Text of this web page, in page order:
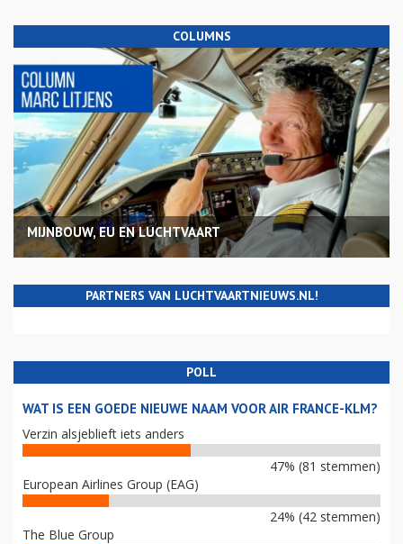
COLUMNS
MIJNBOUW, EU EN LUCHTVAART
PARTNERS VAN LUCHTVAARTNIEUWS.NL!
POLL
WAT IS EEN GOEDE NIEUWE NAAM VOOR AIR FRANCE-KLM?
Verzin alsjeblieft iets anders
47% (81 stemmen)
European Airlines Group (EAG)
24% (42 stemmen)
The Blue Group